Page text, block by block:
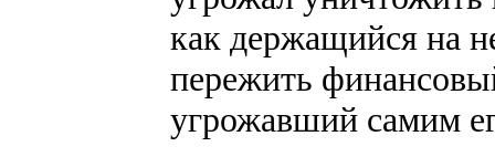
как держащийся на
пережить
угрожавший самим